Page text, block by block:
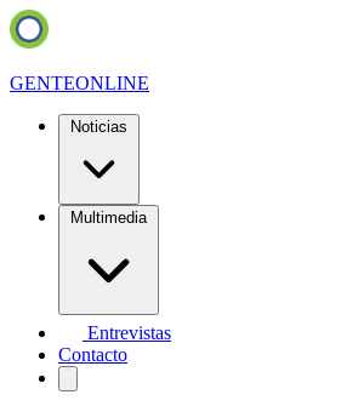
GENTEONLINE
Noticias
Multimedia
Entrevistas
Contacto